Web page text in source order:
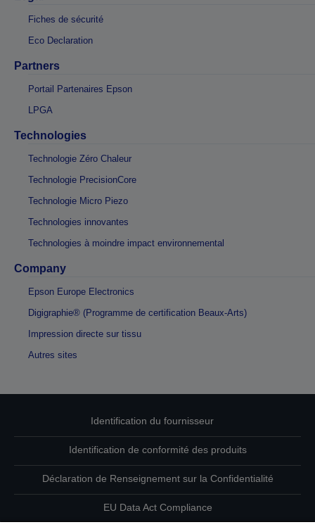
Fiches de sécurité
Eco Declaration
Partners
Portail Partenaires Epson
LPGA
Technologies
Technologie Zéro Chaleur
Technologie PrecisionCore
Technologie Micro Piezo
Technologies innovantes
Technologies à moindre impact environnemental
Company
Epson Europe Electronics
Digigraphie® (Programme de certification Beaux-Arts)
Impression directe sur tissu
Autres sites
Identification du fournisseur
Identification de conformité des produits
Déclaration de Renseignement sur la Confidentialité
EU Data Act Compliance